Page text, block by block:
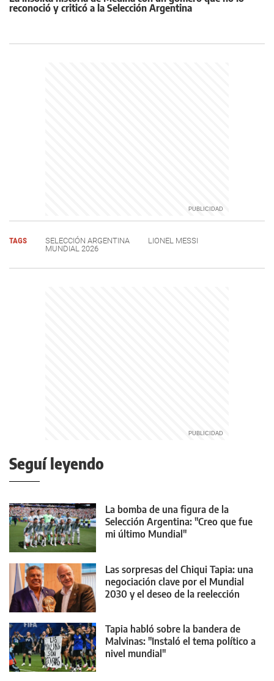
reconoció y criticó a la Selección Argentina
TAGS SELECCIÓN ARGENTINA
LIONEL MESSI
MUNDIAL 2026
Seguí leyendo
La bomba de una figura de la
Selección Argentina: "Creo que fue
mi último Mundial"
Las sorpresas del Chiqui Tapia: una
negociación clave por el Mundial
2030 y el deseo de la reelección
Tapia habló sobre la bandera de
Malvinas: "Instaló el tema político a
nivel mundial"